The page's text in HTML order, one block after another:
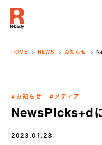
HOME NEWS お知らせ
#お知らせ #メディア
NewsPicks+d
2023.01.23